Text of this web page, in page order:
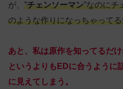
が、 ”チェンソーマン”なのにチ
のような作りになっちゃって
あと、私は原作を知ってるだ
というよりもEDに合うように
に見えてしまう。